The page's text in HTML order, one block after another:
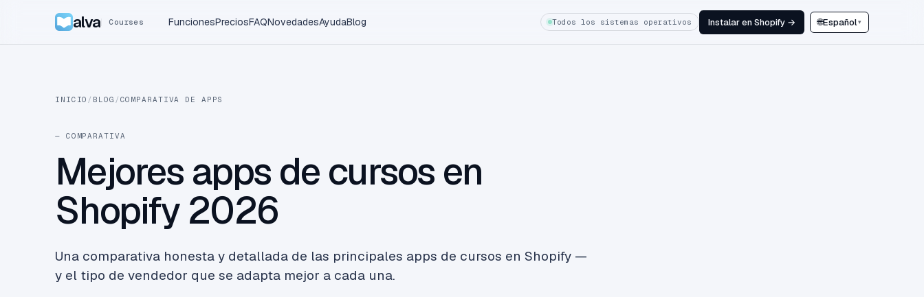
alva Courses FuncionesPreciosFAQNovedadesAyudaBlog Todos los sistemas operativos Instalar en Shopify → 🌐Español
INICIO / BLOG / COMPARATIVA DE APPS
— COMPARATIVA
Mejores apps de cursos en
Shopify 2026
Una comparativa honesta y detallada de las principales apps de cursos en Shopify —
y el tipo de vendedor que se adapta mejor a cada una.